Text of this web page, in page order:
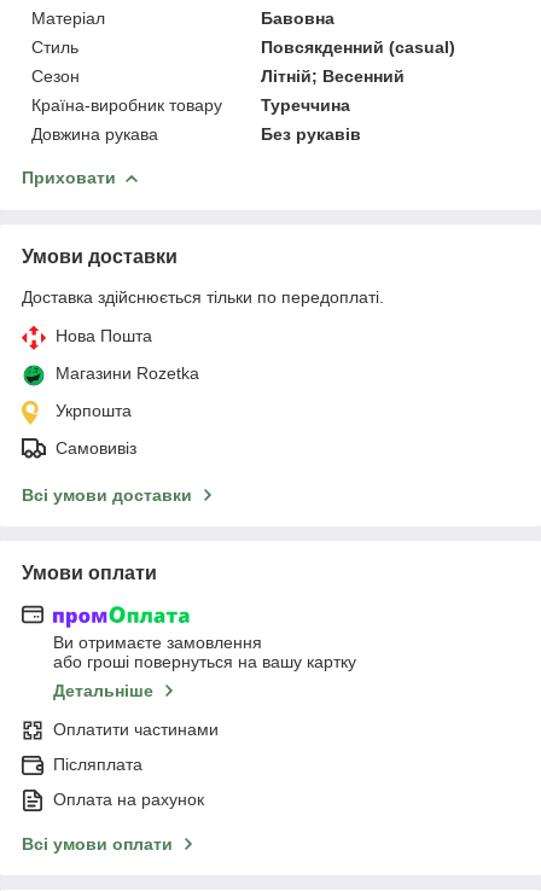
Матеріал
Бавовна
Стиль
Повсякденний (casual)
Сезон
Літній; Весенний
Країна-виробник товару
Туреччина
Довжина рукава
Без рукавів
Приховати
Умови доставки
Доставка здійснюється тільки по передоплаті.
Нова Пошта
Магазини Rozetka
Укрпошта
Самовивіз
Всі умови доставки
Умови оплати
Ви отримаєте замовлення
або гроші повернуться на вашу картку
Детальніше
Оплатити частинами
Післяплата
Оплата на рахунок
Всі умови оплати